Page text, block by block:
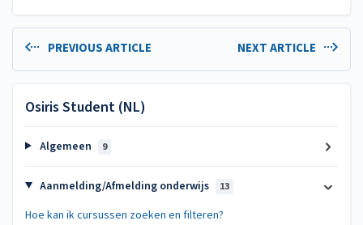
PREVIOUS ARTICLE NEXT ARTICLE
Osiris Student (NL)
Algemeen 9
Aanmelding/Afmelding onderwijs 13
Hoe kan ik cursussen zoeken en filteren?